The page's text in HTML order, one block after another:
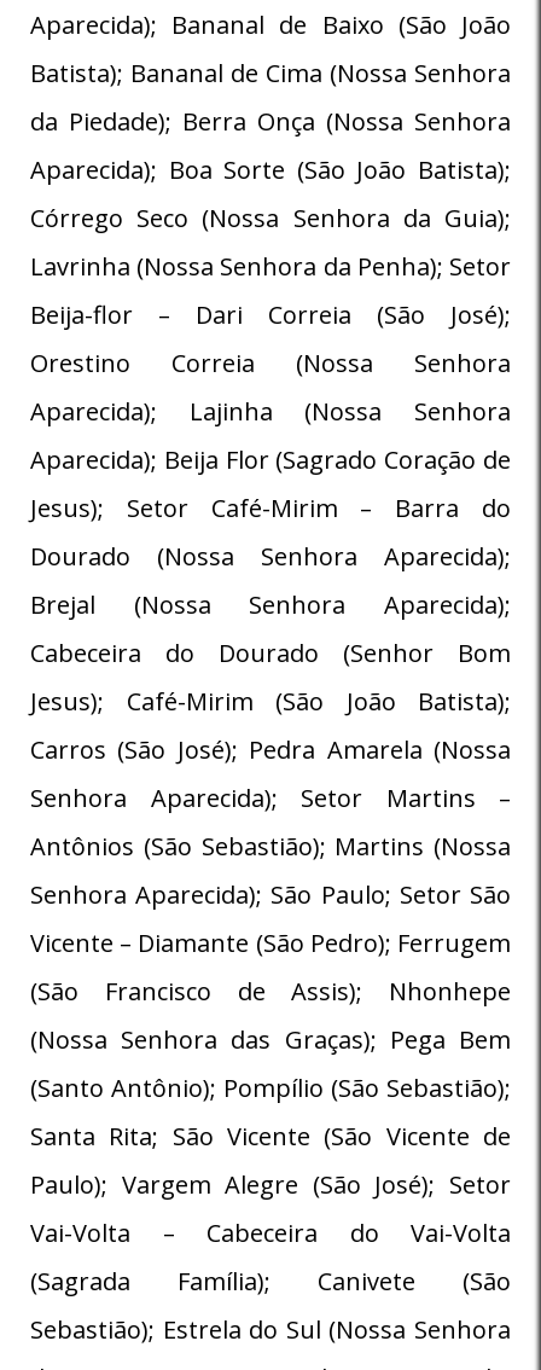
Aparecida); Bananal de Baixo (São João
Batista); Bananal de Cima (Nossa Senhora
da Piedade); Berra Onça (Nossa Senhora
Aparecida); Boa Sorte (São João Batista);
Córrego Seco (Nossa Senhora da Guia);
Lavrinha (Nossa Senhora da Penha); Setor
Beija-flor – Dari Correia (São José);
Orestino Correia (Nossa Senhora
Aparecida); Lajinha (Nossa Senhora
Aparecida); Beija Flor (Sagrado Coração de
Jesus); Setor Café-Mirim – Barra do
Dourado (Nossa Senhora Aparecida);
Brejal (Nossa Senhora Aparecida);
Cabeceira do Dourado (Senhor Bom
Jesus); Café-Mirim (São João Batista);
Carros (São José); Pedra Amarela (Nossa
Senhora Aparecida); Setor Martins –
Antônios (São Sebastião); Martins (Nossa
Senhora Aparecida); São Paulo; Setor São
Vicente – Diamante (São Pedro); Ferrugem
(São Francisco de Assis); Nhonhepe
(Nossa Senhora das Graças); Pega Bem
(Santo Antônio); Pompílio (São Sebastião);
Santa Rita; São Vicente (São Vicente de
Paulo); Vargem Alegre (São José); Setor
Vai-Volta – Cabeceira do Vai-Volta
(Sagrada Família); Canivete (São
Sebastião); Estrela do Sul (Nossa Senhora